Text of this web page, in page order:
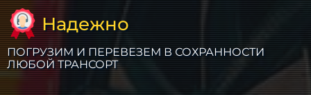
Надежно
ПОГРУЗИМ И ПЕРЕВЕЗЕМ В СОХРАННОСТИ
ЛЮБОЙ ТРАНСОРТ